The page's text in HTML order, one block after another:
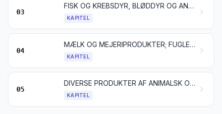
03
FISK OG KREBSDYR, BLØDDYR OG ANDRE HVIRVELLØSE VANDDYR
KAPITEL
04
MÆLK OG MEJERIPRODUKTER; FUGLEÆG; NATURLIG HONNING; SPISELIGE PRODUKTER AF ANIMALSK OPRINDELSE, IKKE ANDETSTEDS TARIFERET
KAPITEL
05
DIVERSE PRODUKTER AF ANIMALSK OPRINDELSE, IKKE ANDETSTEDS TARIFERET
KAPITEL